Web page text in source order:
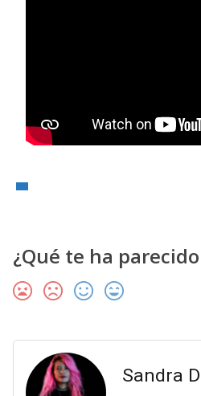
¿Qué te ha
Sandra